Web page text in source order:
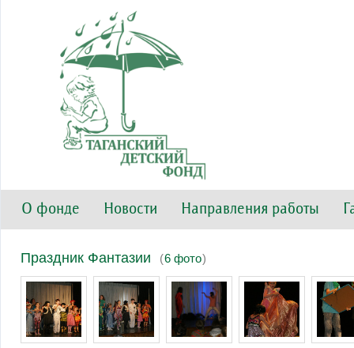
О фонде Новости Направления работы
Праздник Фантазии (6 фото)